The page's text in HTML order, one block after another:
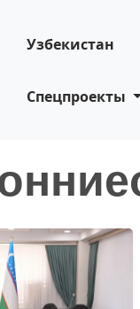
Узбекистан
Спецпроекты